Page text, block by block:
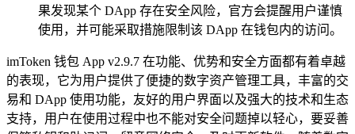
果发现某个 DApp 存在安全风险，官方会提醒用户谨慎
使用，并可能采取措施限制该 DApp 在钱包内的访问。
imToken 钱包 App v2.9.7 在功能、优势和安全方面都有着卓越
的表现，它为用户提供了便捷的数字资产管理工具，丰富的交
易和 DApp 使用功能，友好的用户界面以及强大的技术和生态
支持，用户在使用过程中也不能对安全问题掉以轻心，要妥善